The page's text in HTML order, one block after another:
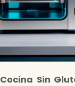
Cocina Sin